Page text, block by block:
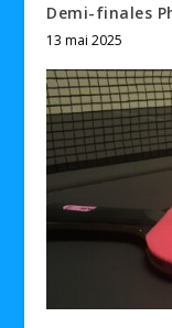
Demi-finales
13 mai 2025